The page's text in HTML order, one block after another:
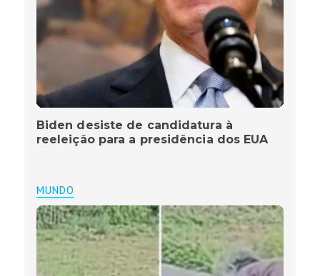
Biden desiste de candidatura à
reeleição para a presidência dos EUA
MUNDO